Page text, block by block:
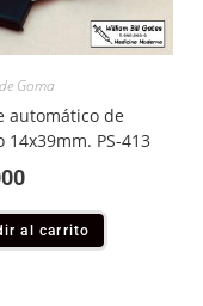
Goma
automático de
14x39mm. PS-413
al carrito